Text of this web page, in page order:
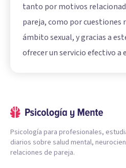
tanto por motivos
pareja, como por cuestiones
ámbito sexual, y gracias a
ofrecer un servicio efectivo a
Psicología para profesionales,
diarios sobre salud mental,
relaciones de pareja.